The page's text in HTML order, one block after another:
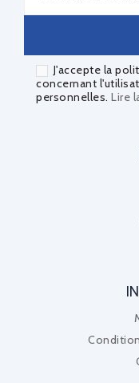
J'accepte la
concernant
personnelles. Lire